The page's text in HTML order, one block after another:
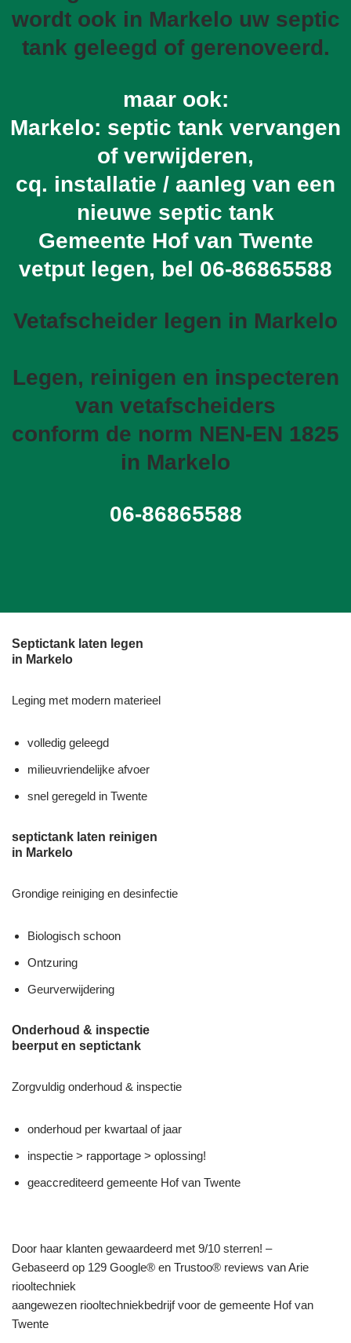
wordt ook in Markelo uw septic
tank geleegd of gerenoveerd.
maar ook:
Markelo: septic tank vervangen
of verwijderen,
cq. installatie / aanleg van een
nieuwe septic tank
Gemeente Hof van Twente
vetput legen, bel 06-86865588
Vetafscheider legen in Markelo
Legen, reinigen en inspecteren
van vetafscheiders
conform de norm NEN-EN 1825
in Markelo
06-86865588
Septictank laten legen
in Markelo
Leging met modern materieel
volledig geleegd
milieuvriendelijke afvoer
snel geregeld in Twente
septictank laten reinigen
in Markelo
Grondige reiniging en desinfectie
Biologisch schoon
Ontzuring
Geurverwijdering
Onderhoud & inspectie
beerput en septictank
Zorgvuldig onderhoud & inspectie
onderhoud per kwartaal of jaar
inspectie > rapportage > oplossing!
geaccrediteerd gemeente Hof van Twente
Door haar klanten gewaardeerd met 9/10 sterren! –
Gebaseerd op 129 Google® en Trustoo® reviews van Arie
riooltechniek
aangewezen riooltechniekbedrijf voor de gemeente Hof van
Twente